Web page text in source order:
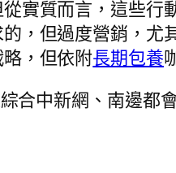
實質而言，這些行
，但過度營銷，尤
，但依附長期包養
合中新網、南邊都